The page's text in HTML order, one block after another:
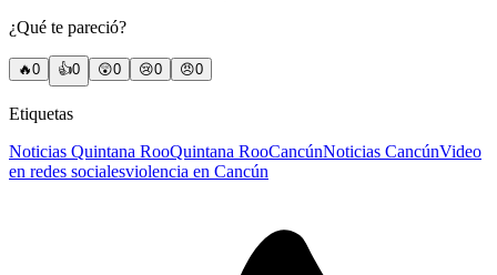
¿Qué te pareció?
🔥0 👍0 😲0 😢0 😠0
Etiquetas
Noticias Quintana RooQuintana RooCancúnNoticias CancúnVideo
en redes socialesviolencia en Cancún